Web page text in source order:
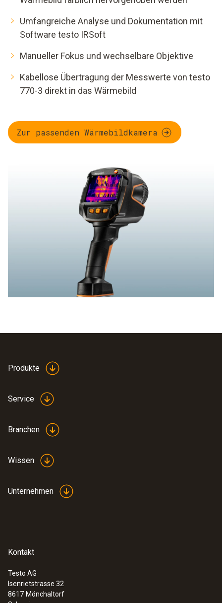
Umfangreiche Analyse und Dokumentation mit
Software testo IRSoft
Manueller Fokus und wechselbare Objektive
Kabellose Übertragung der Messwerte von testo
770-3 direkt in das Wärmebild
Zur passenden Wärmebildkamera
Produkte
Service
Branchen
Wissen
Unternehmen
Kontakt
Testo AG
Isenrietstrasse 32
8617 Mönchaltorf